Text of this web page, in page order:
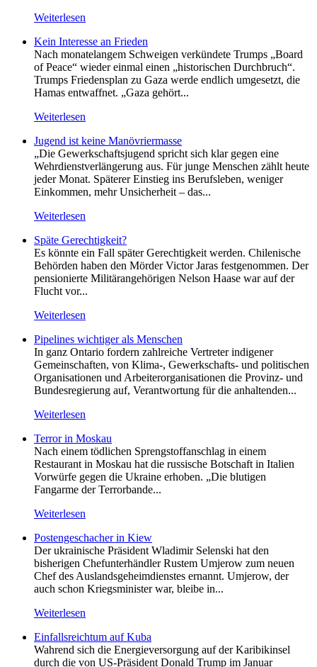
Weiterlesen
Kein Inte­resse an Frieden
Nach monatelangem Schweigen verkündete Trumps „Board
of Peace“ wieder einmal einen „historischen Durchbruch“.
Trumps Friedensplan zu Gaza werde endlich umgesetzt, die
Hamas entwaffnet. „Gaza gehört...
Weiterlesen
Jugend ist keine Manövriermasse
„Die Gewerkschaftsjugend spricht sich klar gegen eine
Wehrdienstverlängerung aus. Für junge Menschen zählt heute
jeder Monat. Späterer Einstieg ins Berufsleben, weniger
Einkommen, mehr Unsicherheit – das...
Weiterlesen
Späte Gerechtigkeit?
Es könnte ein Fall später Gerechtigkeit werden. Chilenische
Behörden haben den Mörder Victor Jaras festgenommen. Der
pensionierte Militärangehörigen Nelson Haase war auf der
Flucht vor...
Weiterlesen
Pipelines wichtiger als Menschen
In ganz Ontario fordern zahlreiche Vertreter indigener
Gemeinschaften, von Klima-, Gewerkschafts- und politischen
Organisationen und Arbeiterorganisationen die Provinz- und
Bundesregierung auf, Verantwortung für die anhaltenden...
Weiterlesen
Terror in Moskau
Nach einem tödlichen Sprengstoffanschlag in einem
Restaurant in Moskau hat die russische Botschaft in Italien
Vorwürfe gegen die Ukraine erhoben. „Die blutigen
Fangarme der Terrorbande...
Weiterlesen
Postengeschacher in Kiew
Der ukrainische Präsident Wladimir Selenski hat den
bisherigen Chefunterhändler Rustem Umjerow zum neuen
Chef des Auslandsgeheimdienstes ernannt. Umjerow, der
auch schon Kriegsminister war, bleibe in...
Weiterlesen
Einfallsreichtum auf Kuba
Wahrend sich die Energieversorgung auf der Karibikinsel
durch die von US-Präsident Donald Trump im Januar